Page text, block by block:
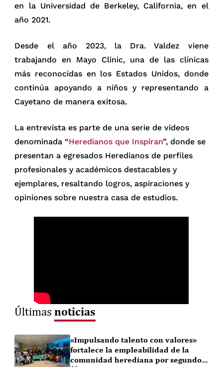
en la Universidad de Berkeley, California, en el
año 2021.
Desde el año 2023, la Dra. Valdez viene
trabajando en Mayo Clinic, una de las clínicas
más reconocidas en los Estados Unidos, donde
continúa apoyando a niños y representando a
Cayetano de manera exitosa.
La entrevista es parte de una serie de videos
denominada “Heredianos que Inspiran”, donde se
presentan a egresados Heredianos de perfiles
profesionales y académicos destacables y
ejemplares, resaltando logros, aspiraciones y
opiniones sobre nuestra casa de estudios.
Últimasnoticias
«Impulsando talento con valores»
fortalece la empleabilidad de la
comunidad herediana por segundo